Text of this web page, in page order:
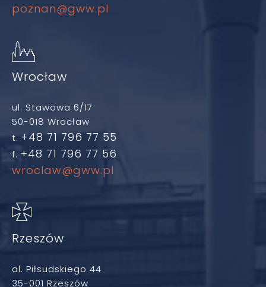
poznan@gww.pl
Wrocław
ul. Stawowa 6/17
50-018 Wrocław
t. +48 71 796 77 55
f. +48 71 796 77 56
wroclaw@gww.pl
Rzeszów
al. Piłsudskiego 44
35-001 Rzeszów